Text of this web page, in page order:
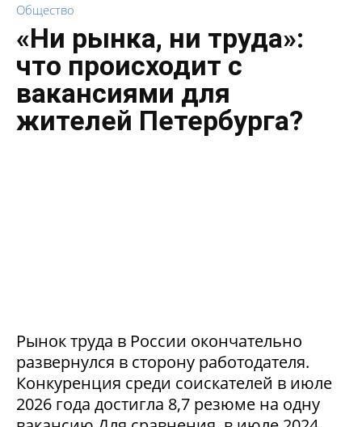
Общество
«Ни рынка, ни труда»:
что происходит с
вакансиями для
жителей Петербурга?
Рынок труда в России окончательно
развернулся в сторону работодателя.
Конкуренция среди соискателей в июле
2026 года достигла 8,7 резюме на одну